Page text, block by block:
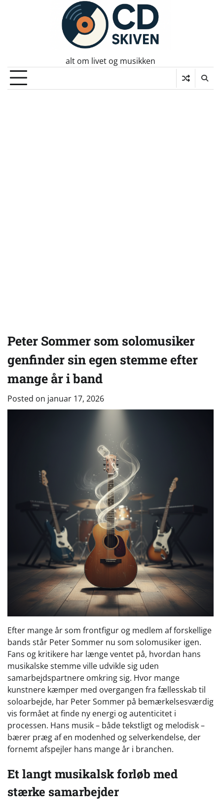
alt om livet og musikken
Peter Sommer som solomusiker
genfinder sin egen stemme efter
mange år i band
Posted on januar 17, 2026
Efter mange år som frontfigur og medlem af forskellige
bands står Peter Sommer nu som solomusiker igen.
Fans og kritikere har længe ventet på, hvordan hans
musikalske stemme ville udvikle sig uden
samarbejdspartnere omkring sig. Hvor mange
kunstnere kæmper med overgangen fra fællesskab til
soloarbejde, har Peter Sommer på bemærkelsesværdig
vis formået at finde ny energi og autenticitet i
processen. Hans musik – både tekstligt og melodisk –
bærer præg af en modenhed og selverkendelse, der
fornemt afspejler hans mange år i branchen.
Et langt musikalsk forløb med
stærke samarbejder